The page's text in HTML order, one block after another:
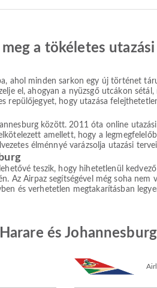
a tökéletes
ahol minden sarkon egy új történet
el, ahogyan a nyüzsgő utcákon
repülőjegyet, hogy utazása
között. 2011 óta online
amellett, hogy a
élménnyé varázsolja utazási
teszik, hogy hihetetlenül
Airpaz segítségével még soha nem
és verhetetlen megtakarításban
és